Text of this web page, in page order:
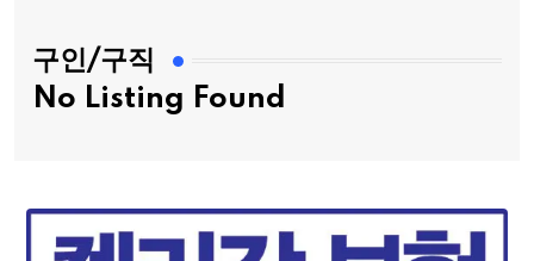
구인/구직
No Listing Found